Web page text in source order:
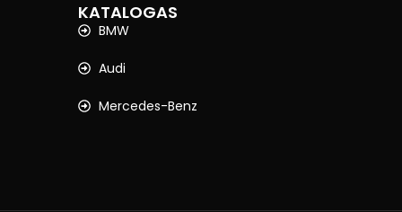
KATALOGAS
BMW
Audi
Mercedes-Benz